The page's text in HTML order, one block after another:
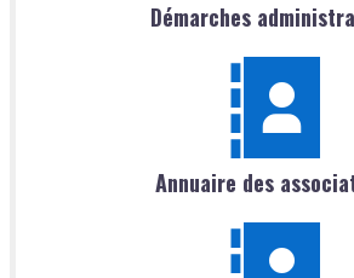
Démarches
Annuaire des